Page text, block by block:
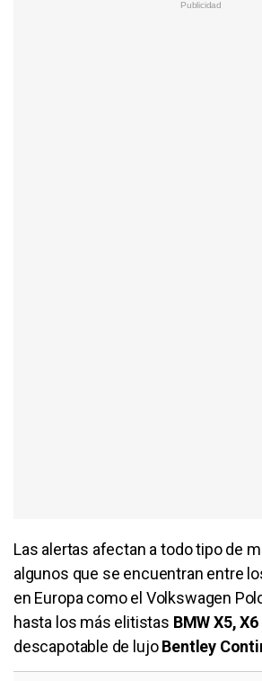
Las alertas afectan a todo tipo de
algunos que se encuentran entre
en Europa como el Volkswagen
hasta los más elitistas BMW X5, X6
descapotable de lujoBentley